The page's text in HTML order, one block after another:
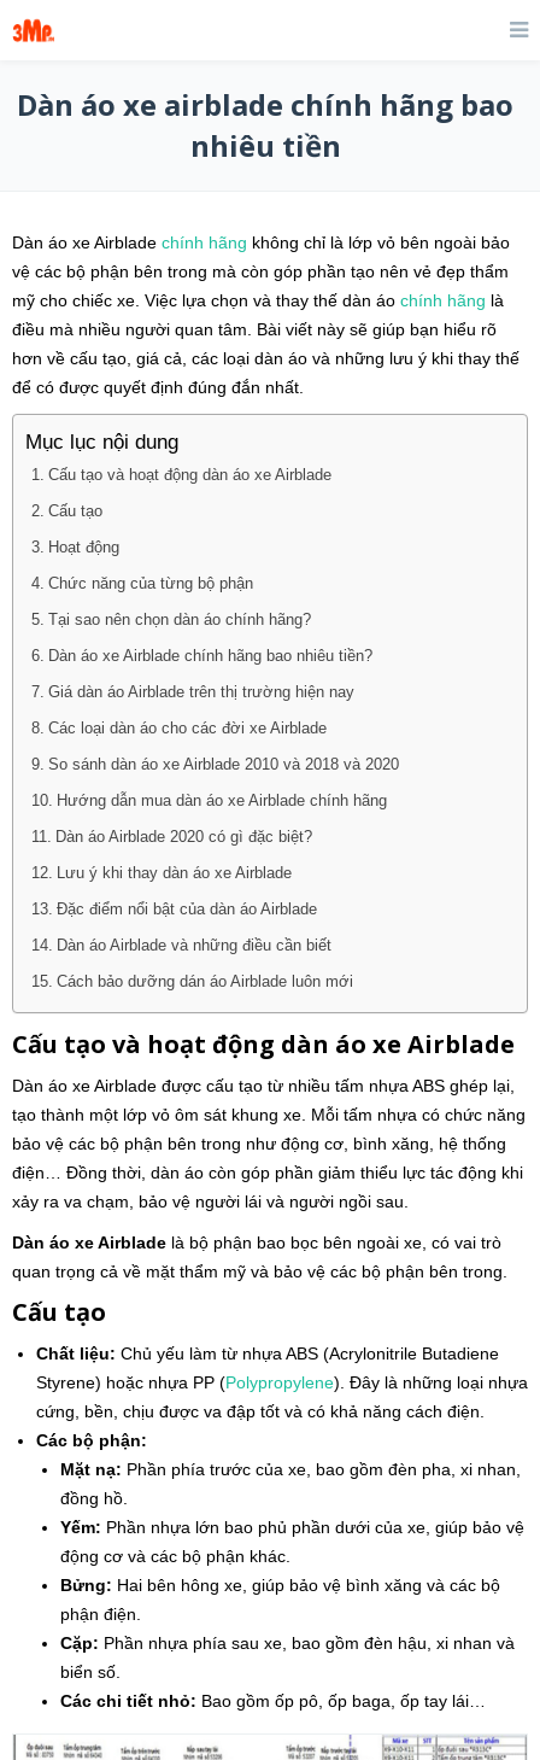
Dàn áo xe airblade chính hãng bao
nhiêu tiền
Dàn áo xe Airblade chính hãng không chỉ là lớp vỏ bên ngoài bảo
vệ các bộ phận bên trong mà còn góp phần tạo nên vẻ đẹp thẩm
mỹ cho chiếc xe. Việc lựa chọn và thay thế dàn áo chính hãng là
điều mà nhiều người quan tâm. Bài viết này sẽ giúp bạn hiểu rõ
hơn về cấu tạo, giá cả, các loại dàn áo và những lưu ý khi thay thế
để có được quyết định đúng đắn nhất.
Mục lục nội dung
Cấu tạo và hoạt động dàn áo xe Airblade
Cấu tạo
Hoạt động
Chức năng của từng bộ phận
Tại sao nên chọn dàn áo chính hãng?
Dàn áo xe Airblade chính hãng bao nhiêu tiền?
Giá dàn áo Airblade trên thị trường hiện nay
Các loại dàn áo cho các đời xe Airblade
So sánh dàn áo xe Airblade 2010 và 2018 và 2020
Hướng dẫn mua dàn áo xe Airblade chính hãng
Dàn áo Airblade 2020 có gì đặc biệt?
Lưu ý khi thay dàn áo xe Airblade
Đặc điểm nổi bật của dàn áo Airblade
Dàn áo Airblade và những điều cần biết
Cách bảo dưỡng dán áo Airblade luôn mới
Cấu tạo và hoạt động dàn áo xe Airblade
Dàn áo xe Airblade được cấu tạo từ nhiều tấm nhựa ABS ghép lại,
tạo thành một lớp vỏ ôm sát khung xe. Mỗi tấm nhựa có chức năng
bảo vệ các bộ phận bên trong như động cơ, bình xăng, hệ thống
điện… Đồng thời, dàn áo còn góp phần giảm thiểu lực tác động khi
xảy ra va chạm, bảo vệ người lái và người ngồi sau.
Dàn áo xe Airblade là bộ phận bao bọc bên ngoài xe, có vai trò
quan trọng cả về mặt thẩm mỹ và bảo vệ các bộ phận bên trong.
Cấu tạo
Chất liệu: Chủ yếu làm từ nhựa ABS (Acrylonitrile Butadiene
Styrene) hoặc nhựa PP (Polypropylene). Đây là những loại nhựa
cứng, bền, chịu được va đập tốt và có khả năng cách điện.
Các bộ phận:
Mặt nạ: Phần phía trước của xe, bao gồm đèn pha, xi nhan,
đồng hồ.
Yếm: Phần nhựa lớn bao phủ phần dưới của xe, giúp bảo vệ
động cơ và các bộ phận khác.
Bửng: Hai bên hông xe, giúp bảo vệ bình xăng và các bộ
phận điện.
Cặp: Phần nhựa phía sau xe, bao gồm đèn hậu, xi nhan và
biển số.
Các chi tiết nhỏ: Bao gồm ốp pô, ốp baga, ốp tay lái…